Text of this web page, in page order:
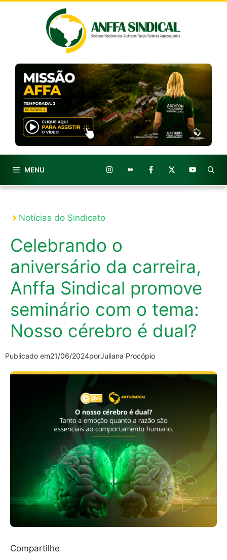
MENU
Notícias do Sindicato
Celebrando o
aniversário da carreira,
Anffa Sindical promove
seminário com o tema:
Nosso cérebro é dual?
Publicado em21/06/2024porJuliana Procópio
Compartilhe